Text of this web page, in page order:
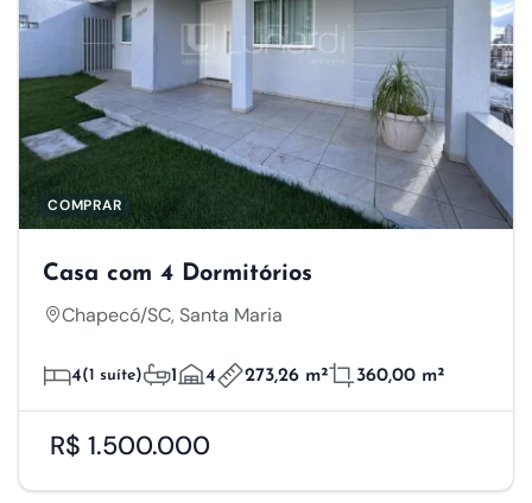
COMPRAR
Casa com 4 Dormitórios
Chapecó/SC, Santa Maria
4(1 suíte) 1 4 273,26 m² 360,00 m²
R$ 1.500.000